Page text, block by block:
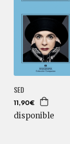
SED
11,90€
disponible